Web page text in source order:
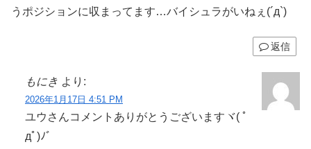
うポジションに収まってます…バイシュラがいねぇ⁠(⁠´⁠д⁠`⁠)⁠
返信
もにき より:
2026年1月17日 4:51 PM
ユウさんコメントありがとうございますヾ( ﾟ
дﾟ)ﾉ゛